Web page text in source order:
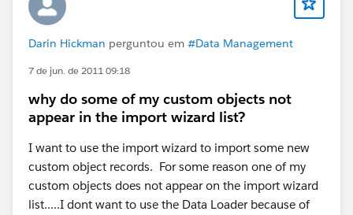
Darin Hickman perguntou em #Data Management
7 de jun. de 2011 09:18
why do some of my custom objects not
appear in the import wizard list?
I want to use the import wizard to import some new
custom object records. For some reason one of my
custom objects does not appear on the import wizard
list.....I dont want to use the Data Loader because of